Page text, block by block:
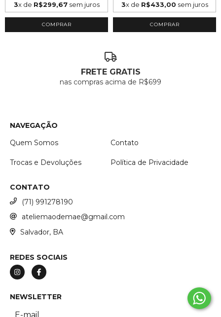
3x de R$299,67sem juros
COMPRAR
3x de R$433,00 sem juros
COMPRAR
FRETE GRATIS
nas compras acima de R$699
NAVEGAÇÃO
Quem Somos
Contato
Trocas e Devoluções Política de Privacidade
CONTATO
(71) 991278190
ateliemaodemae@gmail.com
Salvador, BA
REDES SOCIAIS
NEWSLETTER